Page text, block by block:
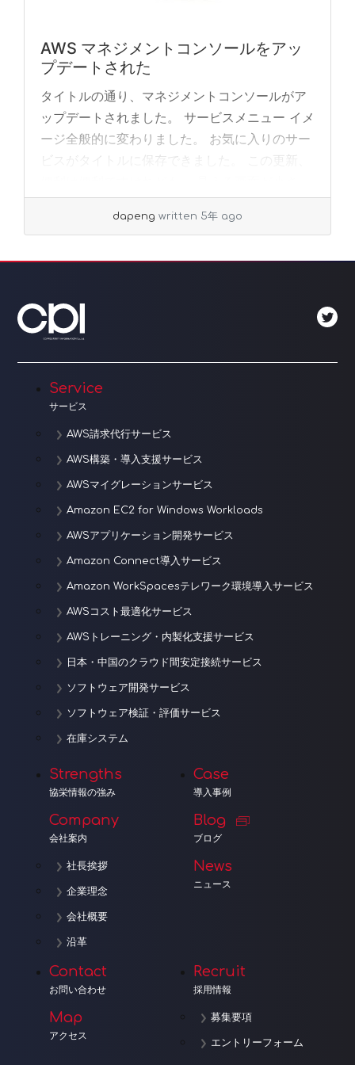
AWS マネジメントコンソールをアッ
プデートされた
タイトルの通り、マネジメントコンソールがア
ップデートされました。 サービスメニュー イメ
ージ全般的に変わりました。 お気に入りのサー
ビスがタイトルに保存できました。 この更新、
dapeng written 5年 ago
Service
サービス
AWS請求代行サービス
AWS構築・導入支援サービス
AWSマイグレーションサービス
Amazon EC2 for Windows Workloads
AWSアプリケーション開発サービス
Amazon Connect導入サービス
Amazon WorkSpacesテレワーク環境導入サービス
AWSコスト最適化サービス
AWSトレーニング・内製化支援サービス
日本・中国のクラウド間安定接続サービス
ソフトウェア開発サービス
ソフトウェア検証・評価サービス
在庫システム
Strengths
協栄情報の強み
Company
会社案内
社長挨拶
企業理念
会社概要
沿革
Case
導入事例
Blog
ブログ
News
ニュース
Contact
お問い合わせ
Map
アクセス
Recruit
採用情報
募集要項
エントリーフォーム